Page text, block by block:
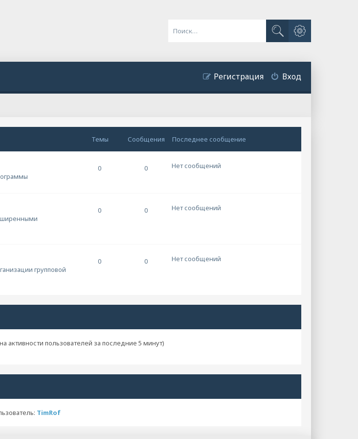
Поиск
Расширенный поиск
Вход
Регистрация
Темы Сообщения Последнее сообщение
0 0 Нет сообщений
0 0 Нет сообщений
групповой
0 0 Нет сообщений
активности пользователей за последние 5 минут)
TimRof